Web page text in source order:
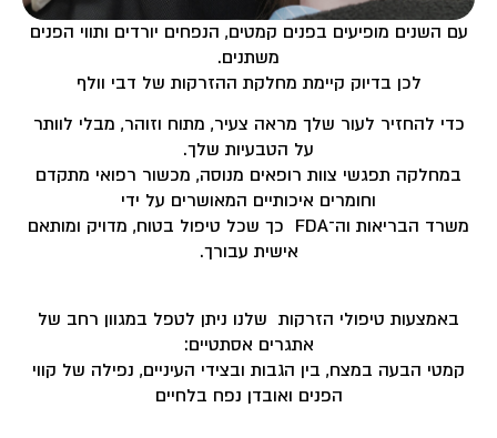
עם השנים מופיעים בפנים קמטים, הנפחים יורדים ותווי הפנים
משתנים.
לכן בדיוק קיימת מחלקת ההזרקות של דבי וולף
כדי להחזיר לעור שלך מראה צעיר, מתוח וזוהר, מבלי לוותר
על הטבעיות שלך.
במחלקה תפגשי צוות רופאים מנוסה, מכשור רפואי מתקדם
וחומרים איכותיים המאושרים על ידי
משרד הבריאות וה־FDA כך שכל טיפול בטוח, מדויק ומותאם
אישית עבורך.
באמצעות טיפולי הזרקות שלנו ניתן לטפל במגוון רחב של
אתגרים אסתטיים:
קמטי הבעה במצח, בין הגבות ובצידי העיניים, נפילה של קווי
הפנים ואובדן נפח בלחיים